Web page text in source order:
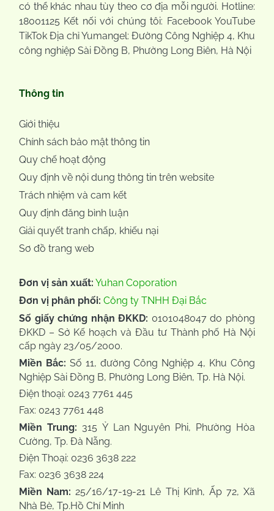
có thể khác nhau tùy theo cơ địa mỗi người. Hotline:
18001125 Kết nối với chúng tôi: Facebook YouTube
TikTok Địa chỉ Yumangel: Đường Công Nghiệp 4, Khu
công nghiệp Sài Đồng B, Phường Long Biên, Hà Nội
Thông tin
Giới thiệu
Chính sách bảo mật thông tin
Quy chế hoạt động
Quy định về nội dung thông tin trên website
Trách nhiệm và cam kết
Quy định đăng bình luận
Giải quyết tranh chấp, khiếu nại
Sơ đồ trang web
Đơn vị sản xuất: Yuhan Coporation
Đơn vị phân phối: Công ty TNHH Đại Bắc
Số giấy chứng nhận ĐKKD: 0101048047 do phòng
ĐKKD – Sở Kế hoạch và Đầu tư Thành phố Hà Nội
cấp ngày 23/05/2000.
Miền Bắc: Số 11, đường Công Nghiệp 4, Khu Công
Nghiệp Sài Đồng B, Phường Long Biên, Tp. Hà Nội.
Điện thoại: 0243 7761 445
Fax: 0243 7761 448
Miền Trung: 315 Ỷ Lan Nguyên Phi, Phường Hòa
Cường, Tp. Đà Nẵng.
Điện Thoại: 0236 3638 222
Fax: 0236 3638 224
Miền Nam: 25/16/17-19-21 Lê Thị Kỉnh, Ấp 72, Xã
Nhà Bè, Tp.Hồ Chí Minh